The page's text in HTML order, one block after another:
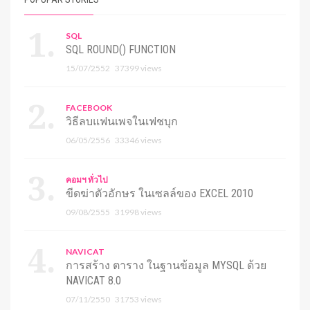
SQL
SQL ROUND() FUNCTION
15/07/2552 37399 views
FACEBOOK
วิธีลบแฟนเพจในเฟชบุก
06/05/2556 33346 views
คอมฯ ทั่วไป
ขีดฆ่าตัวอักษร ในเซลล์ของ EXCEL 2010
09/08/2555 31998 views
NAVICAT
การสร้าง ตาราง ในฐานข้อมูล MYSQL ด้วย
NAVICAT 8.0
07/11/2550 31753 views